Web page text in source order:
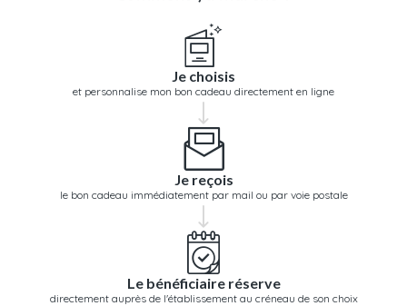
Je choisis
et personnalise mon bon cadeau directement en ligne
Je reçois
le bon cadeau immédiatement par mail ou par voie postale
Le bénéficiaire réserve
directement auprès de l'établissement au créneau de son choix